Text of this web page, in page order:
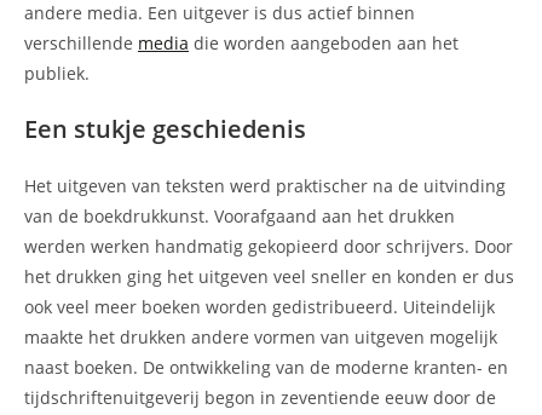
andere media. Een uitgever is dus actief binnen
verschillende media die worden aangeboden aan het
publiek.
Een stukje geschiedenis
Het uitgeven van teksten werd praktischer na de uitvinding
van de boekdrukkunst. Voorafgaand aan het drukken
werden werken handmatig gekopieerd door schrijvers. Door
het drukken ging het uitgeven veel sneller en konden er dus
ook veel meer boeken worden gedistribueerd. Uiteindelijk
maakte het drukken andere vormen van uitgeven mogelijk
naast boeken. De ontwikkeling van de moderne kranten- en
tijdschriftenuitgeverij begon in zeventiende eeuw door de